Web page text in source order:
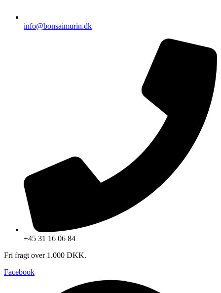
info@bonsaimurin.dk
+45 31 16 06 84
Fri fragt over 1.000 DKK.
Facebook